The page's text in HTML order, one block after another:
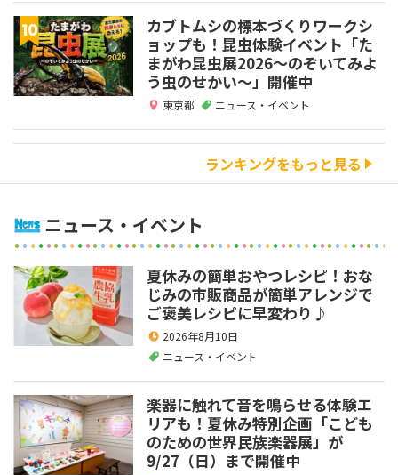
カブトムシの標本づくりワークシ
ョップも！昆虫体験イベント「た
まがわ昆虫展2026～のぞいてみよ
う虫のせかい～」開催中
東京都 ニュース・イベント
ランキングをもっと見る
ニュース・イベント
夏休みの簡単おやつレシピ！おな
じみの市販商品が簡単アレンジで
ご褒美レシピに早変わり♪
2026年8月10日
ニュース・イベント
楽器に触れて音を鳴らせる体験エ
リアも！夏休み特別企画「こども
のための世界民族楽器展」が
9/27（日）まで開催中